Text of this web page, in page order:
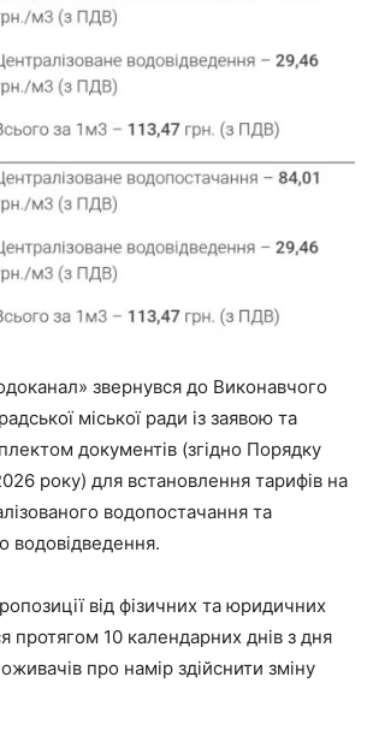
звернувся до Виконавчого
міської ради із заявою та
документів (згідно Порядку
року) для встановлення тарифів на
водопостачання та
водовідведення.
від фізичних та юридичних
протягом 10 календарних днів з дня
про намір здійснити зміну